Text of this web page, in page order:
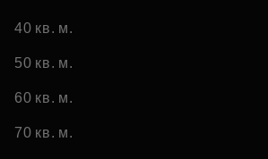
40 кв. м.
50 кв. м.
60 кв. м.
70 кв. м.